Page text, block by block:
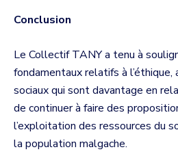
Conclusion
Le Collectif TANY a tenu à
fondamentaux relatifs à
sociaux qui sont davantage en
de continuer à faire des
l’exploitation des ressources du
la population malgache.